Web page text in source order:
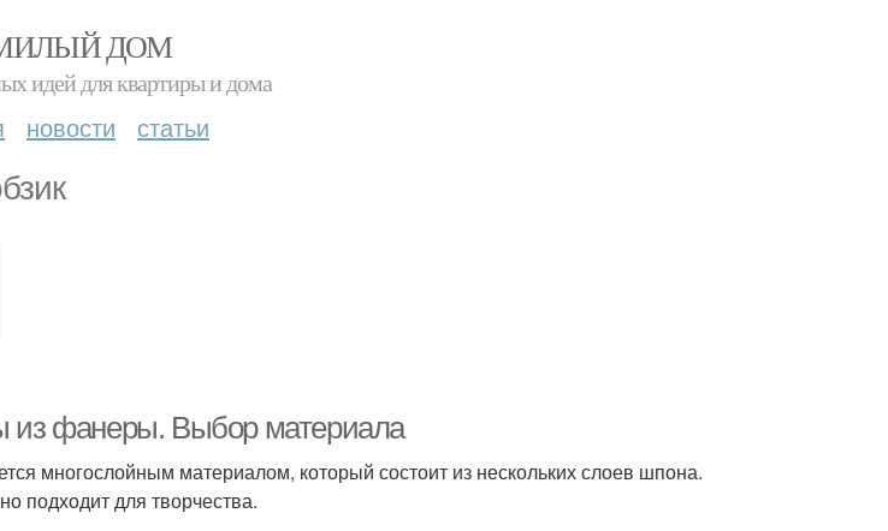
ДОМ
идей для квартиры и дома
новости статьи
из фанеры. Выбор материала
многослойным материалом, который состоит из нескольких слоев шпона.
подходит для творчества.